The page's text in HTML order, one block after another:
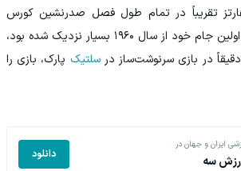
تقریباً در تمام طول فصل صدرنشین کورس
قهرمانی بود و به کسب اولین جام خود از سال ۱۹۶۰ بسیار نزدیک شده بود،
دقیقاً در بازی سرنوشت‌ساز درسلتیک پارک، بازی را
ایران و جهان در
سه دانلود